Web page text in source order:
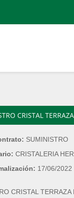
CRISTAL
SUMINISTRO
CRISTALERIA
17/06/2022
CRISTAL TERRAZA